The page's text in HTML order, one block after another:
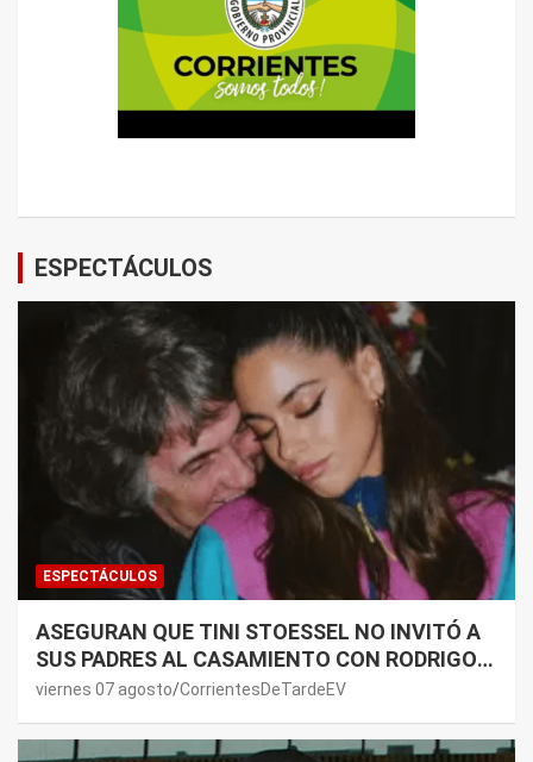
ESPECTÁCULOS
ESPECTÁCULOS
ASEGURAN QUE TINI STOESSEL NO INVITÓ A
SUS PADRES AL CASAMIENTO CON RODRIGO
DE PAUL: LOS MOTIVOS
viernes 07 agosto CorrientesDeTardeEV